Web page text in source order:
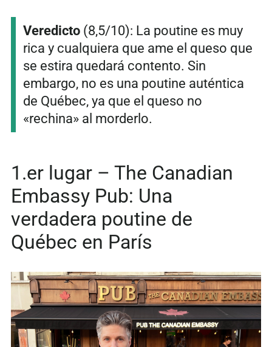
Veredicto (8,5/10): La poutine es muy
rica y cualquiera que ame el queso que
se estira quedará contento. Sin
embargo, no es una poutine auténtica
de Québec, ya que el queso no
«rechina» al morderlo.
1.er lugar – The Canadian
Embassy Pub: Una
verdadera poutine de
Québec en París